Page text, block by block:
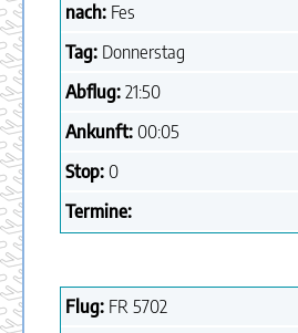
nach: Fes
Tag: Donnerstag
Abflug: 21:50
Ankunft: 00:05
Stop: 0
Termine:
Flug: FR 5702